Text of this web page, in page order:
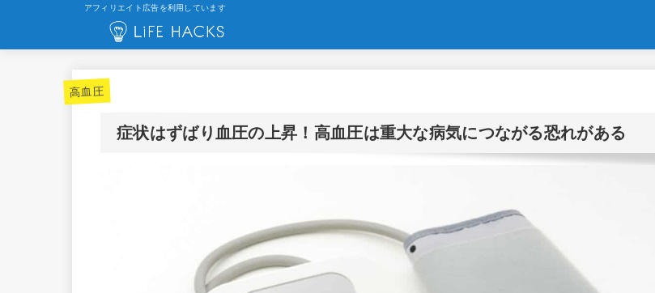
アフィリエイト広告を利用しています
高血圧
症状はずばり血圧の上昇！高血圧は重大な病気につながる恐れがある